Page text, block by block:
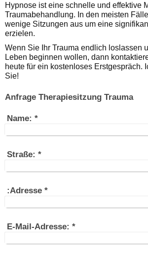
Hypnose ist eine schnelle und effektive
Traumabehandlung. In den meisten
wenige Sitzungen aus um eine
erzielen.
Wenn Sie Ihr Trauma endlich loslassen
Leben beginnen wollen, dann
heute für ein kostenloses Erstgespräch.
Sie!
Anfrage Therapiesitzung Trauma
Name: *
Straße: *
:Adresse *
E-Mail-Adresse: *